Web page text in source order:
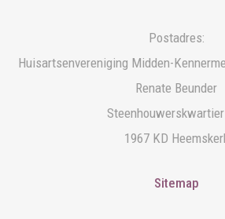
Postadres:
Huisartsenvereniging Midden-
Renate Beunder
1967 KD
Sitemap